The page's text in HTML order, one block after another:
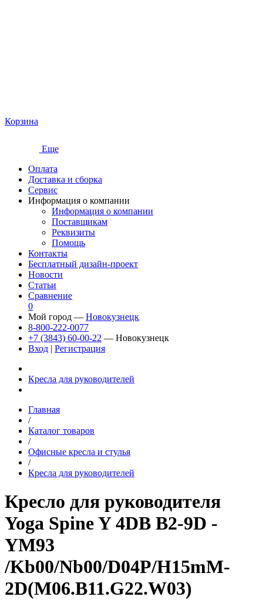
Корзина
Еще
Оплата
Доставка и сборка
Сервис
Информация о компании
Информация о компании
Поставщикам
Реквизиты
Помощь
Контакты
Бесплатный дизайн-проект
Новости
Статьи
Сравнение
0
Мой город — Новокузнецк
8-800-222-0077
+7 (3843) 60-00-22 — Новокузнецк
Вход | Регистрация
Кресла для руководителей
Главная
/
Каталог товаров
/
Офисные кресла и стулья
/
Кресла для руководителей
Кресло для руководителя
Yoga Spine Y 4DB B2-9D -
YM93
/Kb00/Nb00/D04P/H15mM-
2D(M06.B11.G22.W03)